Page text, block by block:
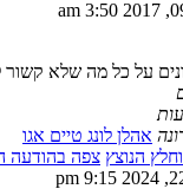
על כל מה שלא קשור
אהלן לונג טיים אגו
הנוצץ צפה בהודעה